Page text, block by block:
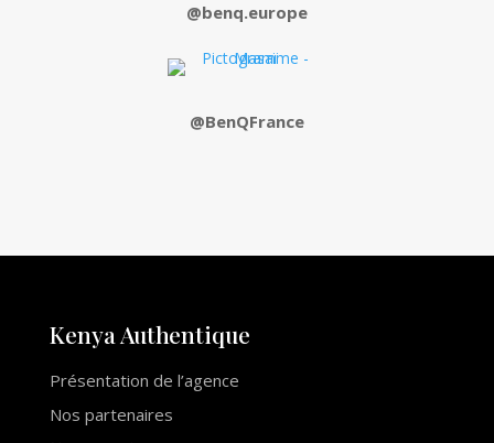
@benq.europe
@BenQFrance
Kenya Authentique
Présentation de l’agence
Nos partenaires